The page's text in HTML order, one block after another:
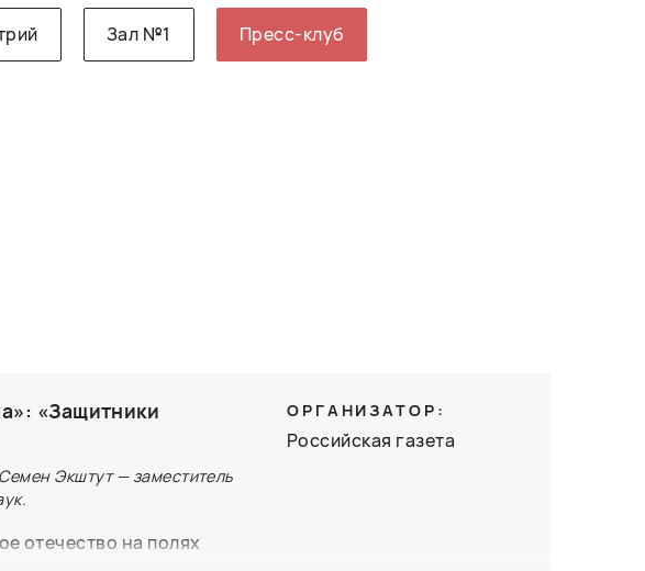
Зал №1 Пресс-клуб
«Защитники
Экштут — заместитель
отечество на полях
ОРГАНИЗАТОР:
Российская газета